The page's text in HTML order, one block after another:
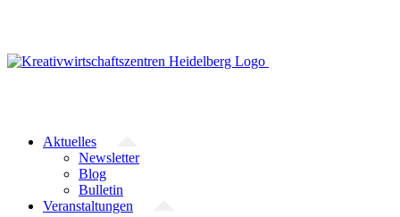
Aktuelles
Newsletter
Blog
Bulletin
Veranstaltungen